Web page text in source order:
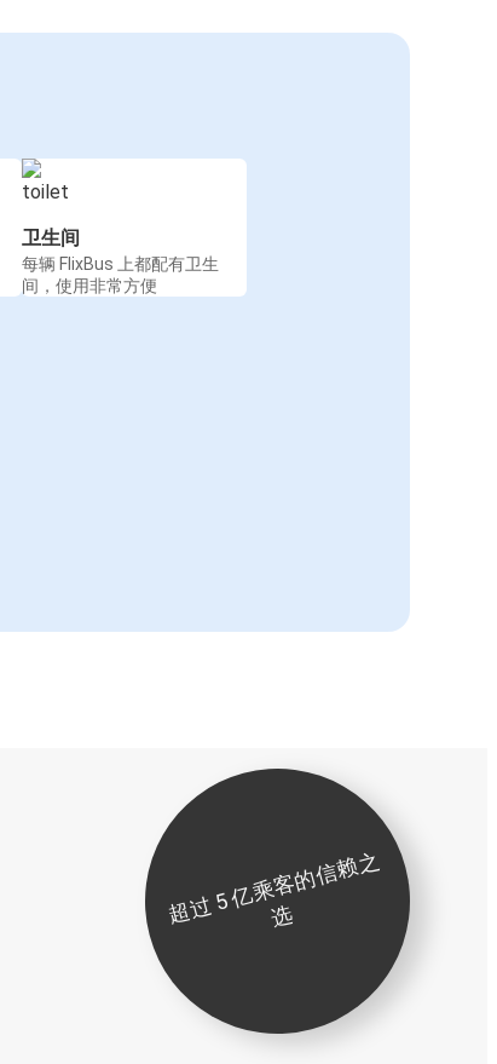
卫生间
每辆 FlixBus 上都配有卫生
间，使用非常方便
超
过
5
亿
乘
客
的
信
赖
之
选